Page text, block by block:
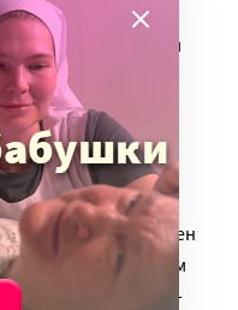
напутствие
Кирилла членам
и
России и
свой недуг и
пример очень важен
От души желаю вам
цели», —